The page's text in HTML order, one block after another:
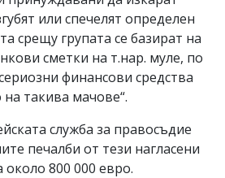
или спечелят определен
срещу групата се базират на
сметки на т.нар. муле, по
финансови средства
такива мачове“.
служба за правосъдие
печалби от тези нaгласени
800 000 евро.